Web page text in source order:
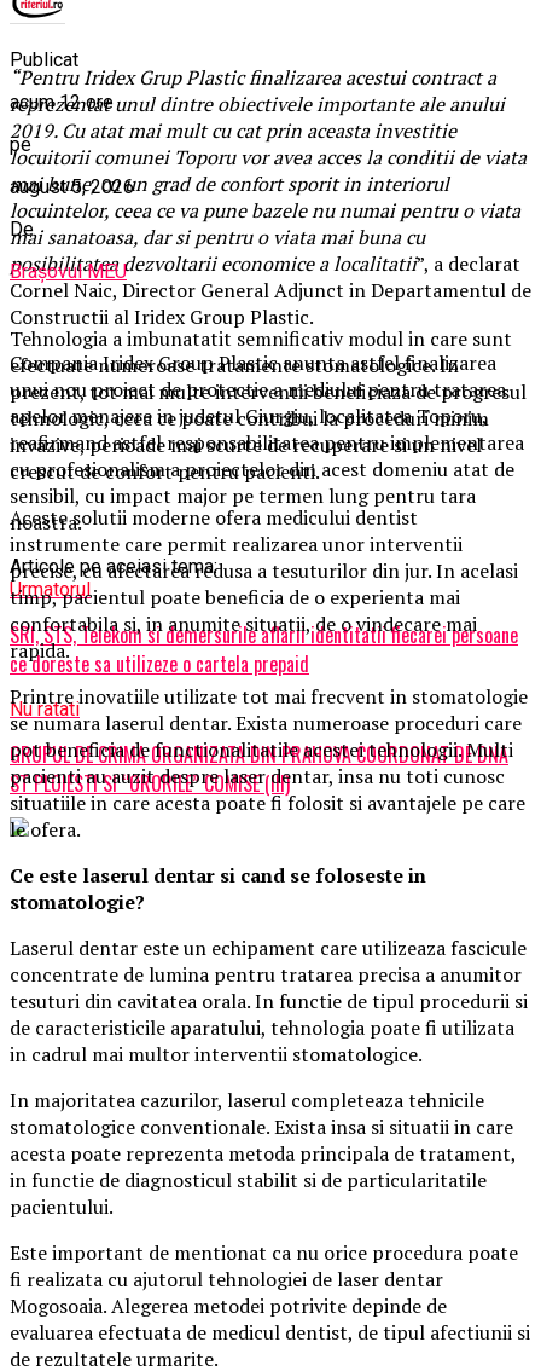
“Pentru Iridex Grup Plastic finalizarea acestui contract a
reprezentat unul dintre obiectivele importante ale anului
2019. Cu atat mai mult cu cat prin aceasta investitie
locuitorii comunei Toporu vor avea acces la conditii de viata
mai bune, cu un grad de confort sporit in interiorul
locuintelor, ceea ce va pune bazele nu numai pentru o viata
mai sanatoasa, dar si pentru o viata mai buna cu
posibilitatea dezvoltarii economice a localitatii”, a declarat
Cornel Naic, Director General Adjunct in Departamentul de
Constructii al Iridex Group Plastic.
Compania Iridex Group Plastic anunta astfel finalizarea
unui nou proiect de protectie a mediului pentru tratarea
apelor menajere in judetul Giurgiu, localitatea Toporu,
reafirmand astfel responsabilitatea pentru implementarea
cu profesionalism a proiectelor din acest domeniu atat de
sensibil, cu impact major pe termen lung pentru tara
noastra.
Articole pe aceiasi tema:
Urmatorul
SRI, STS, Telekom si demersurile aflarii identitatii fiecarei persoane
ce doreste sa utilizeze o cartela prepaid
Nu ratati
GRUPUL DE CRIMA ORGANIZATA DIN PRAHOVA COORDONAT DE DNA
ST PLOIESTI SI “ORORILE” COMISE (III)
Publicat
acum 12 ore
pe
august 5, 2026
De
Brașovul MEU
Tehnologia a imbunatatit semnificativ modul in care sunt
efectuate numeroase tratamente stomatologice. In
prezent, tot mai multe interventii beneficiaza de progresul
tehnologic, ceea ce poate contribui la proceduri minim
invazive, perioade mai scurte de recuperare si un nivel
crescut de confort pentru pacienti.
Aceste solutii moderne ofera medicului dentist
instrumente care permit realizarea unor interventii
precise, cu afectarea redusa a tesuturilor din jur. In acelasi
timp, pacientul poate beneficia de o experienta mai
confortabila si, in anumite situatii, de o vindecare mai
rapida.
Printre inovatiile utilizate tot mai frecvent in stomatologie
se numara laserul dentar. Exista numeroase proceduri care
pot beneficia de functionalitatile acestei tehnologii. Multi
pacienti au auzit despre laser dentar, insa nu toti cunosc
situatiile in care acesta poate fi folosit si avantajele pe care
le ofera.
Ce este laserul dentar si cand se foloseste in
stomatologie?
Laserul dentar este un echipament care utilizeaza fascicule
concentrate de lumina pentru tratarea precisa a anumitor
tesuturi din cavitatea orala. In functie de tipul procedurii si
de caracteristicile aparatului, tehnologia poate fi utilizata
in cadrul mai multor interventii stomatologice.
In majoritatea cazurilor, laserul completeaza tehnicile
stomatologice conventionale. Exista insa si situatii in care
acesta poate reprezenta metoda principala de tratament,
in functie de diagnosticul stabilit si de particularitatile
pacientului.
Este important de mentionat ca nu orice procedura poate
fi realizata cu ajutorul tehnologiei de laser dentar
Mogosoaia. Alegerea metodei potrivite depinde de
evaluarea efectuata de medicul dentist, de tipul afectiunii si
de rezultatele urmarite.